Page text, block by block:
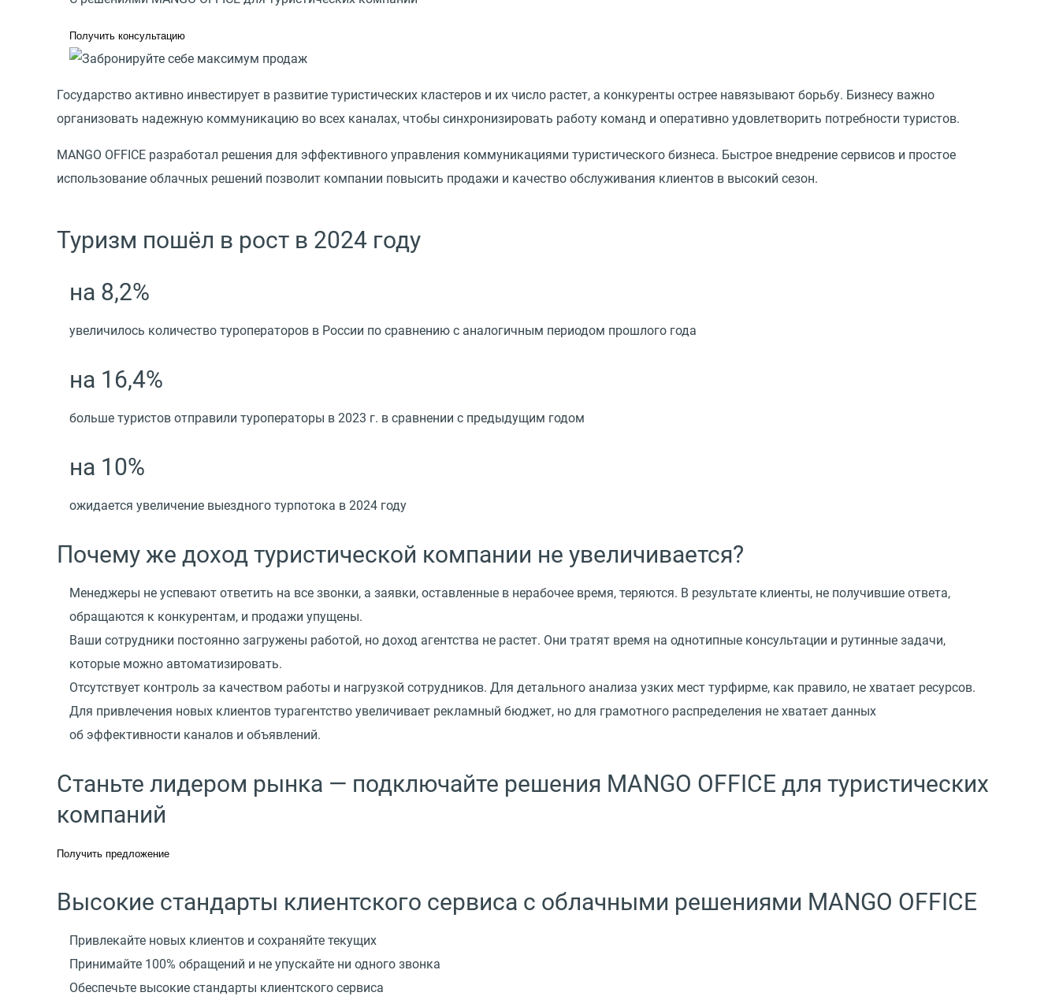
Получить консультацию
Государство активно инвестирует в развитие туристических кластеров и их число растет, а конкуренты острее навязывают борьбу. Бизнесу важно
организовать надежную коммуникацию во всех каналах, чтобы синхронизировать работу команд и оперативно удовлетворить потребности туристов.
MANGO OFFICE разработал решения для эффективного управления коммуникациями туристического бизнеса. Быстрое внедрение сервисов и простое
использование облачных решений позволит компании повысить продажи и качество обслуживания клиентов в высокий сезон.
Туризм пошёл в рост в 2024 году
на 8,2%
увеличилось количество туроператоров в России по сравнению с аналогичным периодом прошлого года
на 16,4%
больше туристов отправили туроператоры в 2023 г. в сравнении с предыдущим годом
на 10%
ожидается увеличение выездного турпотока в 2024 году
Почему же доход туристической компании не увеличивается?
Менеджеры не успевают ответить на все звонки, а заявки, оставленные в нерабочее время, теряются. В результате клиенты, не получившие ответа,
обращаются к конкурентам, и продажи упущены.
Ваши сотрудники постоянно загружены работой, но доход агентства не растет. Они тратят время на однотипные консультации и рутинные задачи,
которые можно автоматизировать.
Отсутствует контроль за качеством работы и нагрузкой сотрудников. Для детального анализа узких мест турфирме, как правило, не хватает ресурсов.
Для привлечения новых клиентов турагентство увеличивает рекламный бюджет, но для грамотного распределения не хватает данных
об эффективности каналов и объявлений.
Станьте лидером рынка — подключайте решения MANGO OFFICE для туристических
компаний
Получить предложение
Высокие стандарты клиентского сервиса с облачными решениями MANGO OFFICE
Привлекайте новых клиентов и сохраняйте текущих
Принимайте 100% обращений и не упускайте ни одного звонка
Обеспечьте высокие стандарты клиентского сервиса